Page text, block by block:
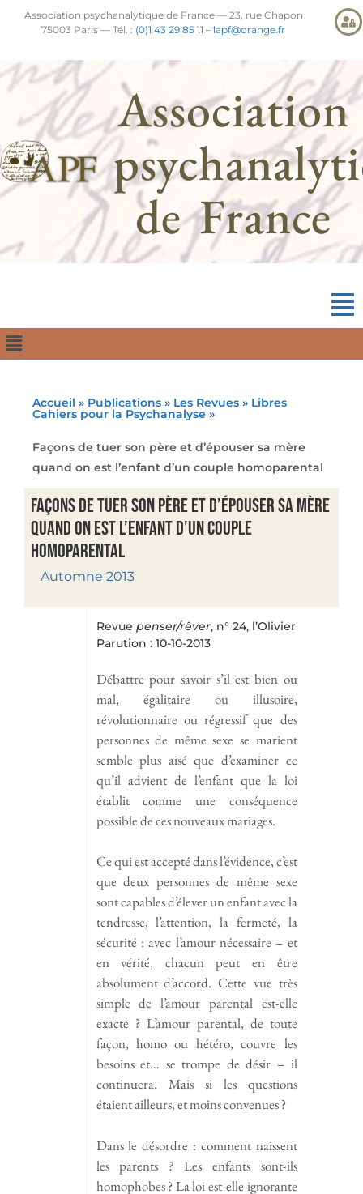
Association psychanalytique de France — 23, rue Chapon
75003 Paris — Tél. : (0)1 43 29 85 11 – lapf@orange.fr
Association
de France
Accueil » Publications » Les Revues » Libres
Cahiers pour la Psychanalyse »
Façons de tuer son père et d’épouser sa mère
quand on est l’enfant d’un couple homoparental
Façons de tuer son père et d’épouser sa mère
quand on est l’enfant d’un couple
homoparental
Automne 2013
Revue penser/rêver, n° 24, l’Olivier
Parution : 10-10-2013
Débattre pour savoir s’il est bien ou
mal, égalitaire ou illusoire,
révolutionnaire ou régressif que des
personnes de même sexe se marient
semble plus aisé que d’examiner ce
qu’il advient de l’enfant que la loi
établit comme une conséquence
possible de ces nouveaux mariages.
Ce qui est accepté dans l’évidence, c’est
que deux personnes de même sexe
sont capables d’élever un enfant avec la
tendresse, l’attention, la fermeté, la
sécurité : avec l’amour nécessaire – et
en vérité, chacun peut en être
absolument d’accord. Cette vue très
simple de l’amour parental est-elle
exacte ? L’amour parental, de toute
façon, homo ou hétéro, couvre les
besoins et… se trompe de désir – il
continuera. Mais si les questions
étaient ailleurs, et moins convenues ?
Dans le désordre : comment naissent
les parents ? Les enfants sont-ils
homophobes ? La loi est-elle ignorante